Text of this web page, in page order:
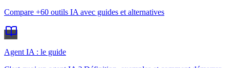
Compare +60 outils IA avec guides et alternatives
Agent IA : le guide